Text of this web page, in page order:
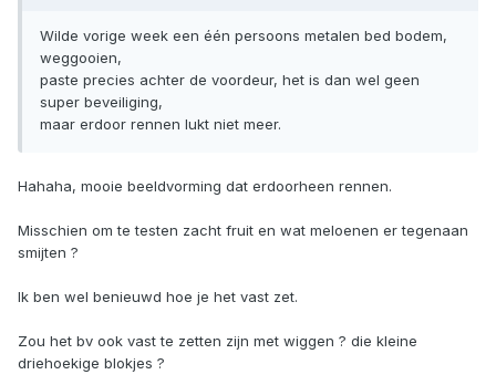
Wilde vorige week een één persoons metalen bed bodem,
weggooien,
paste precies achter de voordeur, het is dan wel geen
super beveiliging,
maar erdoor rennen lukt niet meer.
Hahaha, mooie beeldvorming dat erdoorheen rennen.
Misschien om te testen zacht fruit en wat meloenen er tegenaan
smijten ?
Ik ben wel benieuwd hoe je het vast zet.
Zou het bv ook vast te zetten zijn met wiggen ? die kleine
driehoekige blokjes ?